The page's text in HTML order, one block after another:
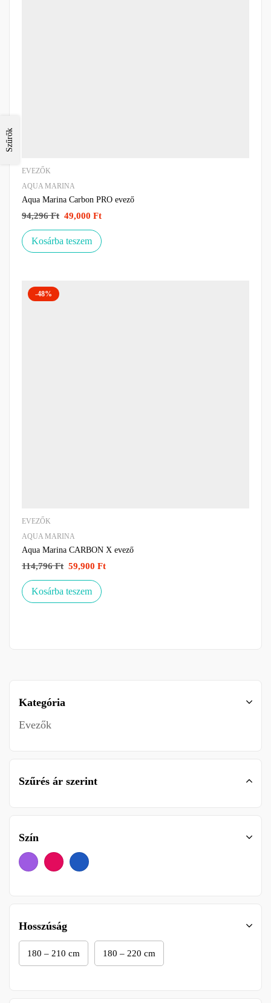
Kategória
Evezők
Szűrés ár szerint
Szín
Hosszúság
180 – 210 cm 180 – 220 cm
Szűrők
EVEZŐK
AQUA MARINA
Aqua Marina Carbon PRO evező
94,296Ft 49,000 Ft
Kosárba teszem
-48%
EVEZŐK
AQUA MARINA
Aqua Marina CARBON X evező
114,796Ft 59,900 Ft
Kosárba teszem